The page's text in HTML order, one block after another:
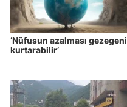
‘Nüfusun azalması gezegeni
kurtarabilir’